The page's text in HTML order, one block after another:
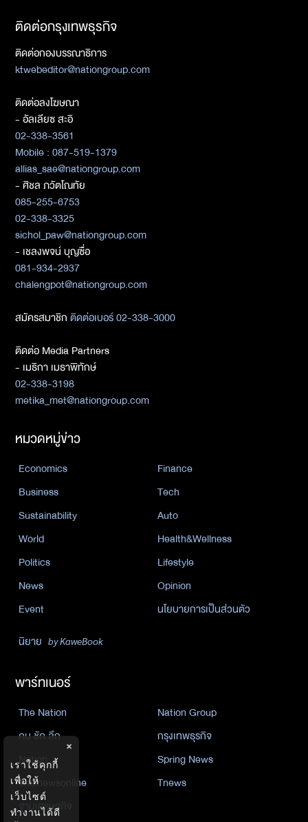
ติดต่อกรุงเทพธุรกิจ
ติดต่อกองบรรณาธิการ
ktwebeditor@nationgroup.com
ติดต่อลงโฆษณา
- อัลเลียซ สะอิ
02-338-3561
Mobile : 087-519-1379
allias_sae@nationgroup.com
- ศิชล ภวัตโณทัย
085-255-6753
02-338-3325
sichol_paw@nationgroup.com
- เชลงพจน์ บุญซื่อ
081-934-2937
chalengpot@nationgroup.com
สมัครสมาชิกติดต่อเบอร์ 02-338-3000
ติดต่อ Media Partners
- เมธิกา เมธาพิทักษ์
02-338-3198
metika_met@nationgroup.com
หมวดหมู่ข่าว
Economics
Finance
Business
Tech
Sustainability
Auto
World
Health&Wellness
Politics
Lifestyle
News
Opinion
Event
นโยบายการเป็นส่วนตัว
นิยาย by KaweBook
พาร์ทเนอร์
The Nation
Nation Group
คม ชัด ลึก
กรุงเทพธุรกิจ
Nation
Spring News
Thainewsonline
Tnews
ฐานเศรษฐกิจ
×
เราใช้คุกกี้
เพื่อให้
เว็บไซต์
ทำงานได้ดี